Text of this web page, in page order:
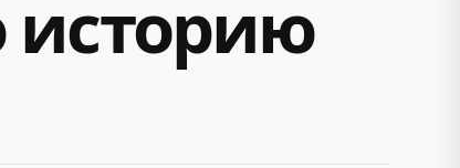
историю